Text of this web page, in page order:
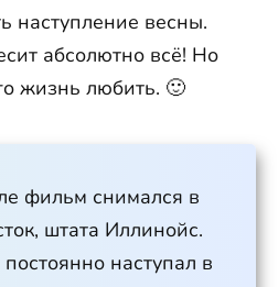
наступление весны.
абсолютно всё! Но
жизнь любить. 🙂
фильм снимался в
штата Иллинойс.
наступал в